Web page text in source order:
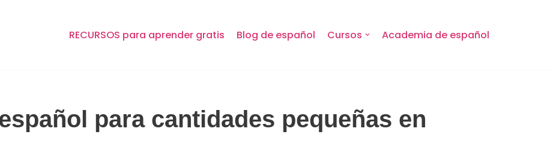
RECURSOS para aprender gratis Blog de español Cursos Academia de español
para cantidades pequeñas en